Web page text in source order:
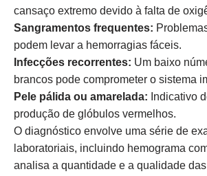
cansaço extremo devido à falta de
Sangramentos frequentes:
podem levar a hemorragias fáceis.
Infecções recorrentes: Um baixo
brancos pode comprometer o sistema
Pele pálida ou amarelada: Indicativo
produção de glóbulos vermelhos.
O diagnóstico envolve uma série de
laboratoriais, incluindo hemograma
analisa a quantidade e a qualidade